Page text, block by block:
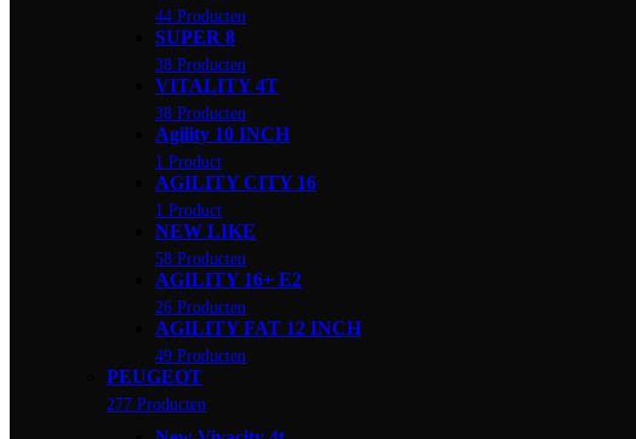
44 Producten
SUPER 8
38 Producten
VITALITY 4T
38 Producten
Agility 10 INCH
1 Product
AGILITY CITY 16
1 Product
NEW LIKE
58 Producten
AGILITY 16+ E2
26 Producten
AGILITY FAT 12 INCH
49 Producten
PEUGEOT
277 Producten